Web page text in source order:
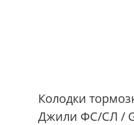
Колодки
Джили ФС/СЛ /